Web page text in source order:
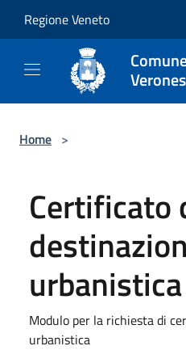
Regione Veneto
Home >
Certificato
urbanistica
Modulo per la richiesta di
urbanistica